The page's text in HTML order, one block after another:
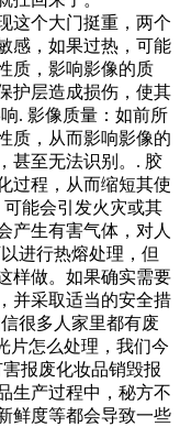
这个大门挺重，两个
感，如果过热，可能
质，影响影像的质
护层造成损伤，使其
. 影像质量：如前所
质，从而影响影像的
甚至无法识别。. 胶
过程，从而缩短其使
能会引发火灾或其
产生有害气体，对人
进行热熔处理，但
样做。如果确实需要
并采取适当的安全措
很多人家里都有废
片怎么处理，我们今
报废化妆品销毁报
生产过程中，秘方不
鲜度等都会导致一些